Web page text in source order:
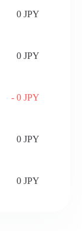
0 JPY
0 JPY
- 0 JPY
0 JPY
0 JPY